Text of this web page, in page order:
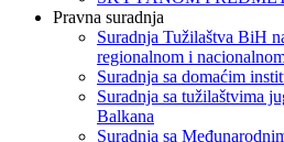
Pravna suradnja
Suradnja Tužilaštva BiH
regionalnom i
Suradnja sa domaćim
Suradnja sa tužilaštvima
Balkana
Suradnja sa